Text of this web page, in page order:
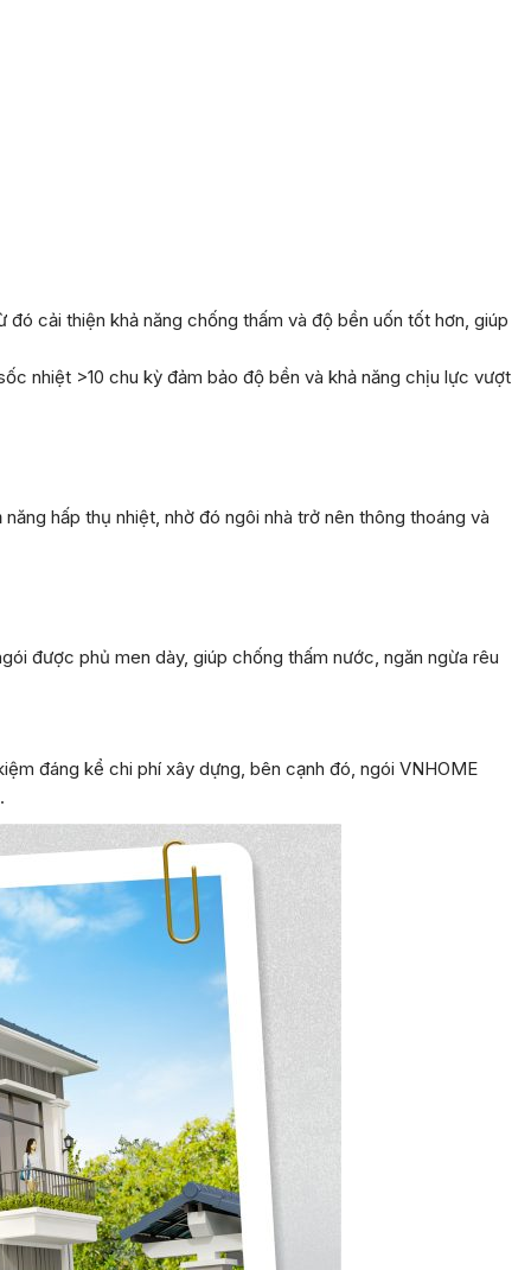
cải thiện khả năng chống thấm và độ bền uốn tốt hơn, giúp
nhiệt >10 chu kỳ đảm bảo độ bền và khả năng chịu lực vượt
hấp thụ nhiệt, nhờ đó ngôi nhà trở nên thông thoáng và
được phủ men dày, giúp chống thấm nước, ngăn ngừa rêu
đáng kể chi phí xây dựng, bên cạnh đó, ngói VNHOME